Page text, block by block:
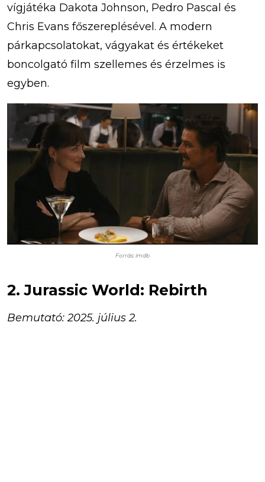
vígjátéka Dakota Johnson, Pedro Pascal és
Chris Evans főszereplésével. A modern
párkapcsolatokat, vágyakat és értékeket
boncolgató film szellemes és érzelmes is
egyben.
Forrás: imdb
2. Jurassic World: Rebirth
Bemutató: 2025. július 2.